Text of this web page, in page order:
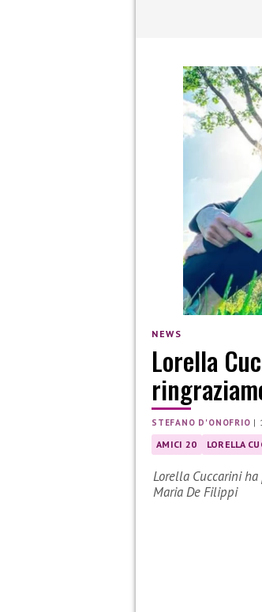
NEWS
Lorella
STEFANO D'ONOFRIO |
AMICI 20 LORELLA
Lorella Cuccarini
Maria De Filippi